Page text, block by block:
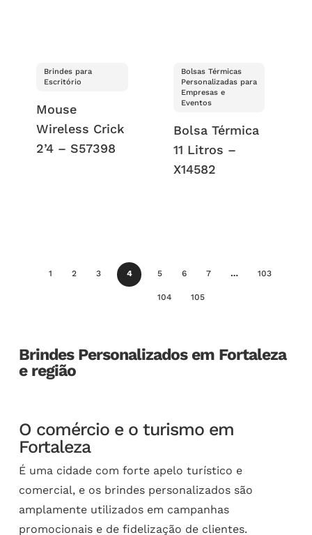
Brindes para
Escritório
Mouse
Wireless Crick
2’4 – S57398
Bolsas Térmicas
Personalizadas para
Empresas e
Eventos
Bolsa Térmica
11 Litros –
X14582
1 2 3 4 5 6 7 … 103
104 105
Brindes Personalizados em Fortaleza
e região
O comércio e o turismo em
Fortaleza
É uma cidade com forte apelo turístico e
comercial, e os brindes personalizados são
amplamente utilizados em campanhas
promocionais e de fidelização de clientes.